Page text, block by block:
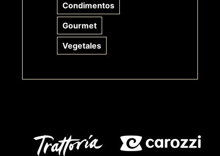
Condimentos
Gourmet
Vegetales